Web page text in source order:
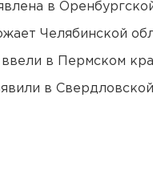
в
Челябинской
в Пермском
в